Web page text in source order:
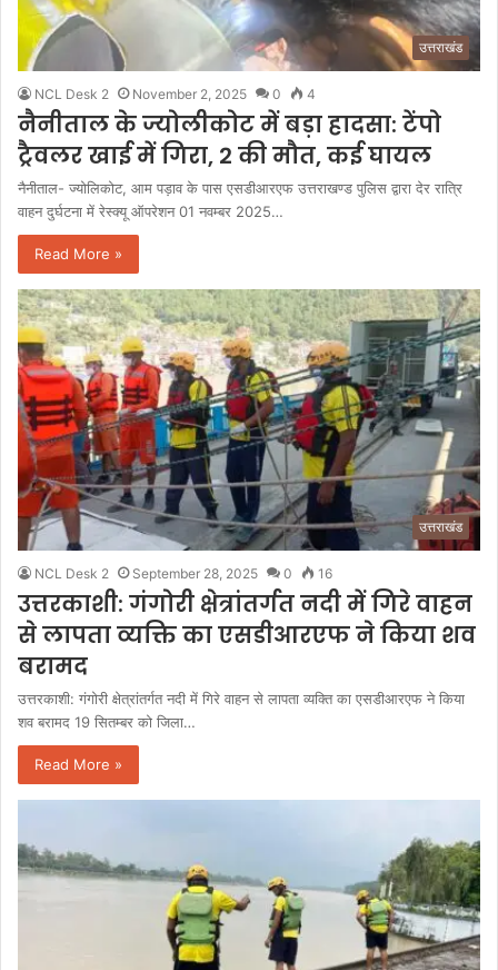
उत्तराखंड
NCL Desk 2 November 2, 2025 0 4
नैनीताल के ज्योलीकोट में बड़ा हादसा: टेंपो
ट्रैवलर खाई में गिरा, 2 की मौत, कई घायल
नैनीताल- ज्योलिकोट, आम पड़ाव के पास एसडीआरएफ उत्तराखण्ड पुलिस द्वारा देर रात्रि
वाहन दुर्घटना में रेस्क्यू ऑपरेशन 01 नवम्बर 2025…
Read More »
उत्तराखंड
NCL Desk 2 September 28, 2025 0 16
उत्तरकाशी: गंगोरी क्षेत्रांतर्गत नदी में गिरे वाहन
से लापता व्यक्ति का एसडीआरएफ ने किया शव
बरामद
उत्तरकाशी: गंगोरी क्षेत्रांतर्गत नदी में गिरे वाहन से लापता व्यक्ति का एसडीआरएफ ने किया
शव बरामद 19 सितम्बर को जिला…
Read More »